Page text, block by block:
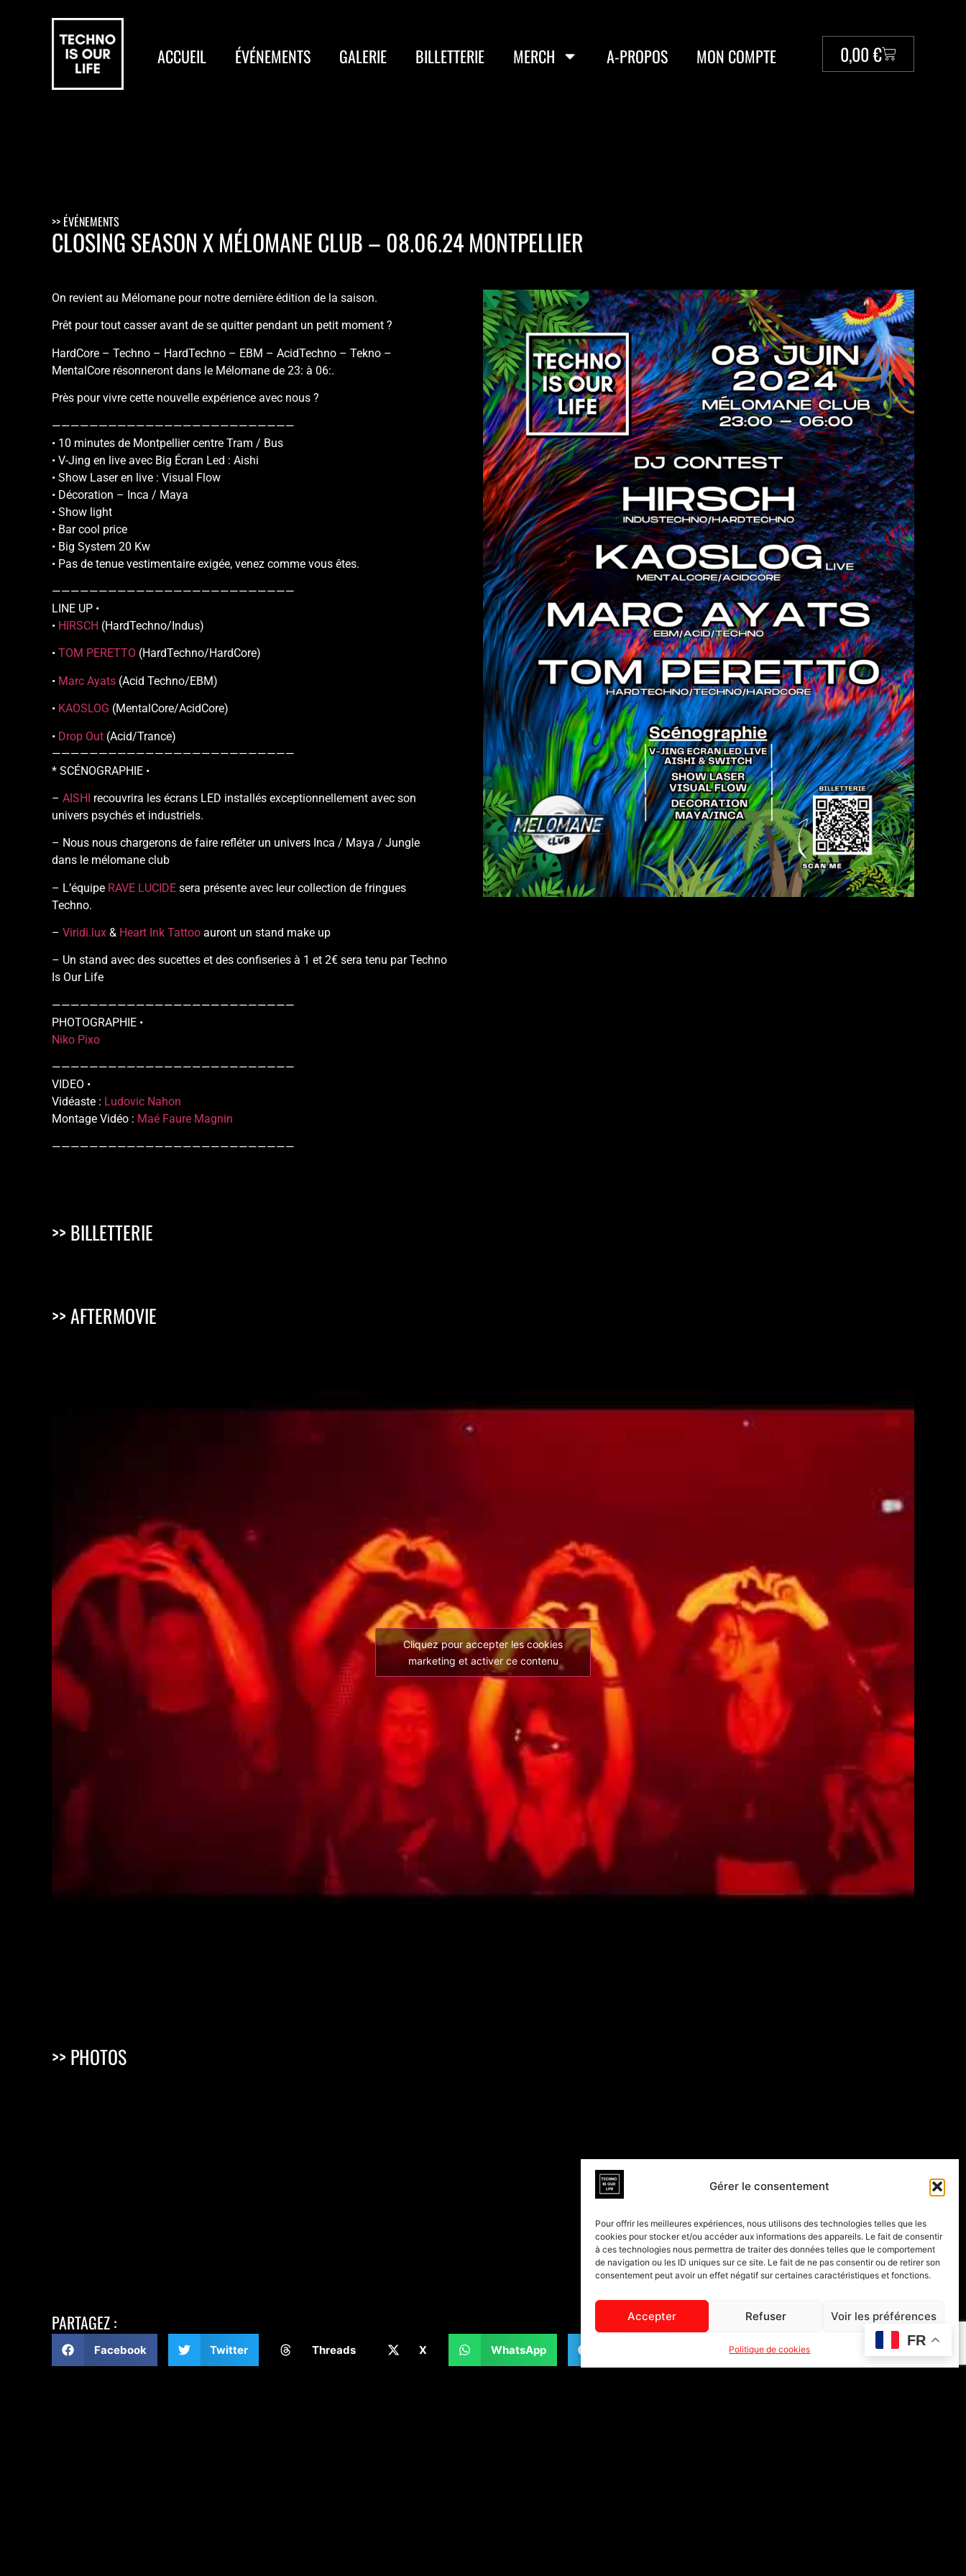
Gérer le consentement
Pour offrir les meilleures expériences, nous utilisons des technologies telles que les
cookies pour stocker et/ou accéder aux informations des appareils. Le fait de consentir
à ces technologies nous permettra de traiter des données telles que le comportement
de navigation ou les ID uniques sur ce site. Le fait de ne pas consentir ou de retirer son
consentement peut avoir un effet négatif sur certaines caractéristiques et fonctions.
Accepter Refuser Voir les préférences
Politique de cookies
ACCUEIL ÉVÉNEMENTS GALERIE BILLETTERIE MERCH A-PROPOS MON COMPTE 0,00€
>> ÉVÉNEMENTS
CLOSING SEASON X MÉLOMANE CLUB – 08.06.24 MONTPELLIER
On revient au Mélomane pour notre dernière édition de la saison.
Prêt pour tout casser avant de se quitter pendant un petit moment ?
HardCore – Techno – HardTechno – EBM – AcidTechno – Tekno –
MentalCore résonneront dans le Mélomane de 23: à 06:.
Près pour vivre cette nouvelle expérience avec nous ?
——————————————————————————
• 10 minutes de Montpellier centre Tram / Bus
• V-Jing en live avec Big Écran Led : Aishi
• Show Laser en live : Visual Flow
• Décoration – Inca / Maya
• Show light
• Bar cool price
• Big System 20 Kw
• Pas de tenue vestimentaire exigée, venez comme vous êtes.
——————————————————————————
LINE UP •
• HIRSCH (HardTechno/Indus)
• TOM PERETTO (HardTechno/HardCore)
• Marc Ayats (Acid Techno/EBM)
• KAOSLOG (MentalCore/AcidCore)
• Drop Out (Acid/Trance)
——————————————————————————
* SCÉNOGRAPHIE •
– AISHI recouvrira les écrans LED installés exceptionnellement avec son
univers psychés et industriels.
– Nous nous chargerons de faire refléter un univers Inca / Maya / Jungle
dans le mélomane club
– L’équipe RAVE LUCIDE sera présente avec leur collection de fringues
Techno.
– Viridi.lux & Heart Ink Tattoo auront un stand make up
– Un stand avec des sucettes et des confiseries à 1 et 2€ sera tenu par Techno
Is Our Life
——————————————————————————
PHOTOGRAPHIE •
Niko Pixo
——————————————————————————
VIDEO •
Vidéaste : Ludovic Nahon
Montage Vidéo : Maé Faure Magnin
——————————————————————————
>> BILLETTERIE
>> AFTERMOVIE
Cliquez pour accepter les cookies
marketing et activer ce contenu
>> PHOTOS
PARTAGEZ :
Facebook Twitter Threads X WhatsApp Email
FR